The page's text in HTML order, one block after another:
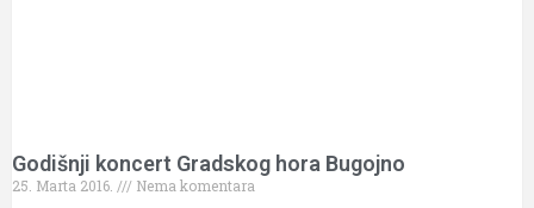
Godišnji koncert Gradskog hora Bugojno
25. Marta 2016.
Nema komentara